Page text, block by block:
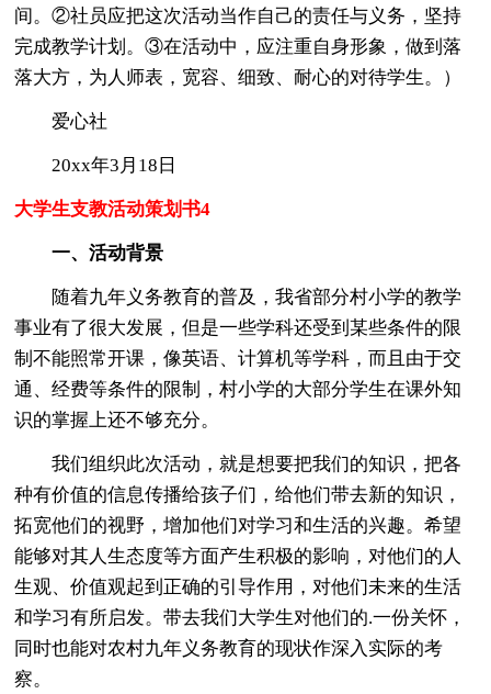
间。②社员应把这次活动当作自己的责任与义务，坚持
完成教学计划。③在活动中，应注重自身形象，做到落
落大方，为人师表，宽容、细致、耐心的对待学生。）
爱心社
20xx年3月18日
大学生支教活动策划书4
一、活动背景
随着九年义务教育的普及，我省部分村小学的教学
事业有了很大发展，但是一些学科还受到某些条件的限
制不能照常开课，像英语、计算机等学科，而且由于交
通、经费等条件的限制，村小学的大部分学生在课外知
识的掌握上还不够充分。
我们组织此次活动，就是想要把我们的知识，把各
种有价值的信息传播给孩子们，给他们带去新的知识，
拓宽他们的视野，增加他们对学习和生活的兴趣。希望
能够对其人生态度等方面产生积极的影响，对他们的人
生观、价值观起到正确的引导作用，对他们未来的生活
和学习有所启发。带去我们大学生对他们的.一份关怀，
同时也能对农村九年义务教育的现状作深入实际的考
察。